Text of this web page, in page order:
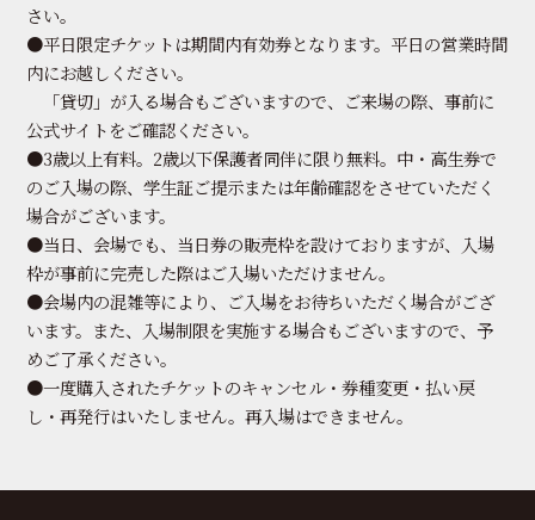
さい。
●平日限定チケットは期間内有効券となります。平日の営業時間
内にお越しください。
「貸切」が入る場合もございますので、ご来場の際、事前に
公式サイトをご確認ください。
●3歳以上有料。2歳以下保護者同伴に限り無料。中・高生券で
のご入場の際、学生証ご提示または年齢確認をさせていただく
場合がございます。
●当日、会場でも、当日券の販売枠を設けておりますが、入場
枠が事前に完売した際はご入場いただけません。
●会場内の混雑等により、ご入場をお待ちいただく場合がござ
います。また、入場制限を実施する場合もございますので、予
めご了承ください。
●一度購入されたチケットのキャンセル・券種変更・払い戻
し・再発行はいたしません。再入場はできません。